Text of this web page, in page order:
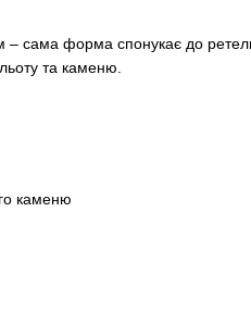
– сама форма спонукає до
та каменю.
каменю